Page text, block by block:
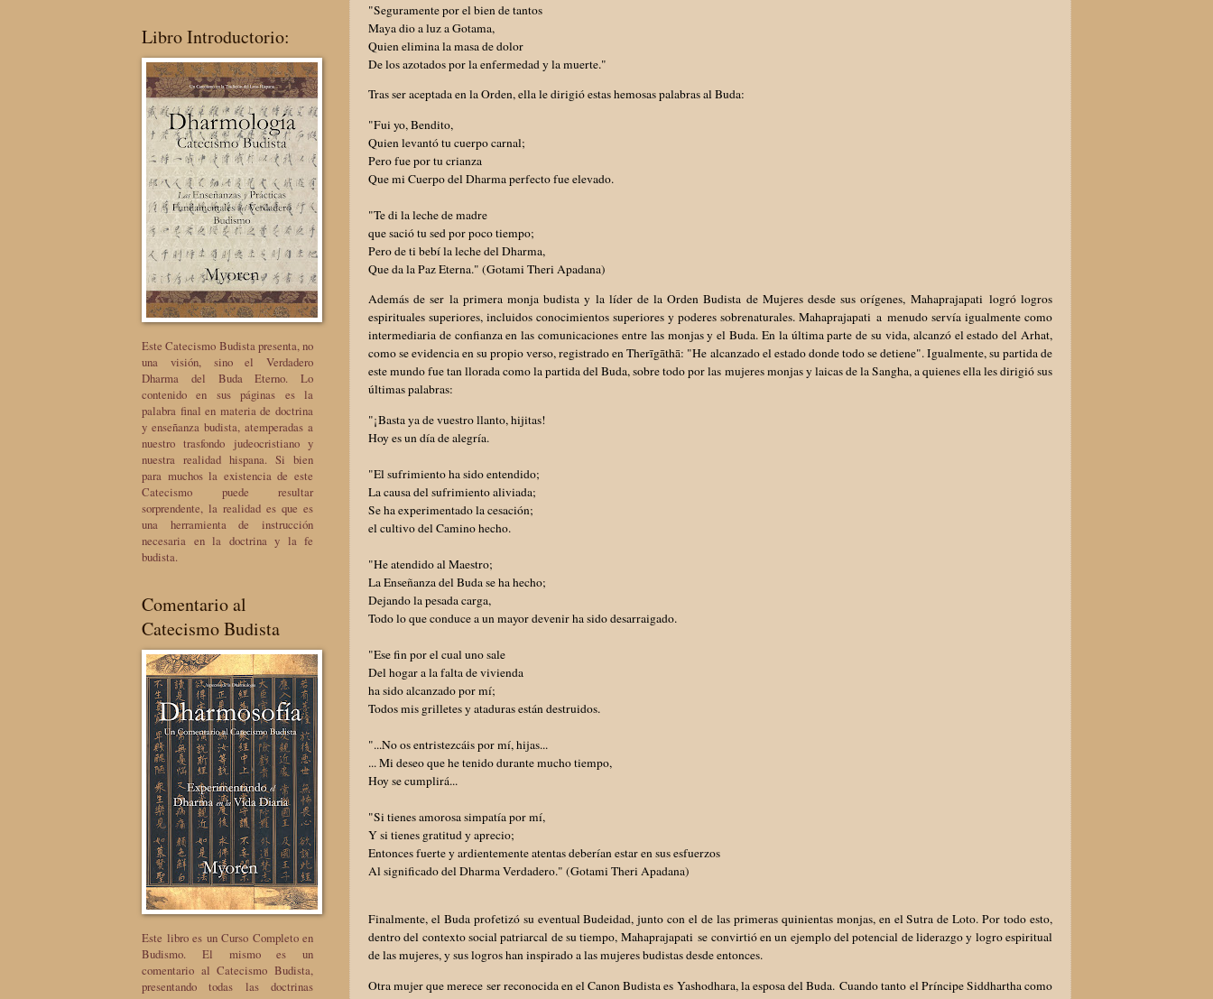
"Seguramente por el bien de tantos
Maya dio a luz a Gotama,
Quien elimina la masa de dolor
De los azotados por la enfermedad y la muerte."
Tras ser aceptada en la Orden, ella le dirigió estas hemosas palabras al Buda:
"Fui yo, Bendito,
Quien levantó tu cuerpo carnal;
Pero fue por tu crianza
Que mi Cuerpo del Dharma perfecto fue elevado.
"Te di la leche de madre
que sació tu sed por poco tiempo;
Pero de ti bebí la leche del Dharma,
Que da la Paz Eterna." (Gotami Theri Apadana)
Además de ser la primera monja budista y la líder de la Orden Budista de Mujeres desde sus orígenes, Mahaprajapati logró logros
espirituales superiores, incluidos conocimientos superiores y poderes sobrenaturales. Mahaprajapati a menudo servía igualmente como
intermediaria de confianza en las comunicaciones entre las monjas y el Buda. En la última parte de su vida, alcanzó el estado del Arhat,
como se evidencia en su propio verso, registrado en Therīgāthā: "He alcanzado el estado donde todo se detiene". Igualmente, su partida de
este mundo fue tan llorada como la partida del Buda, sobre todo por las mujeres monjas y laicas de la Sangha, a quienes ella les dirigió sus
últimas palabras:
"¡Basta ya de vuestro llanto, hijitas!
Hoy es un día de alegría.
"El sufrimiento ha sido entendido;
La causa del sufrimiento aliviada;
Se ha experimentado la cesación;
el cultivo del Camino hecho.
"He atendido al Maestro;
La Enseñanza del Buda se ha hecho;
Dejando la pesada carga,
Todo lo que conduce a un mayor devenir ha sido desarraigado.
"Ese fin por el cual uno sale
Del hogar a la falta de vivienda
ha sido alcanzado por mí;
Todos mis grilletes y ataduras están destruidos.
"...No os entristezcáis por mí, hijas...
... Mi deseo que he tenido durante mucho tiempo,
Hoy se cumplirá...
"Si tienes amorosa simpatía por mí,
Y si tienes gratitud y aprecio;
Entonces fuerte y ardientemente atentas deberían estar en sus esfuerzos
Al significado del Dharma Verdadero." (Gotami Theri Apadana)
Finalmente, el Buda profetizó su eventual Budeidad, junto con el de las primeras quinientas monjas, en el Sutra de Loto. Por todo esto,
dentro del contexto social patriarcal de su tiempo, Mahaprajapati se convirtió en un ejemplo del potencial de liderazgo y logro espiritual
de las mujeres, y sus logros han inspirado a las mujeres budistas desde entonces.
Otra mujer que merece ser reconocida en el Canon Budista es Yashodhara, la esposa del Buda. Cuando tanto el Príncipe Siddhartha como
Libro Introductorio:
Este Catecismo Budista presenta, no
una visión, sino el Verdadero
Dharma del Buda Eterno. Lo
contenido en sus páginas es la
palabra final en materia de doctrina
y enseñanza budista, atemperadas a
nuestro trasfondo judeocristiano y
nuestra realidad hispana. Si bien
para muchos la existencia de este
Catecismo puede resultar
sorprendente, la realidad es que es
una herramienta de instrucción
necesaria en la doctrina y la fe
budista.
Comentario al
Catecismo Budista
Este libro es un Curso Completo en
Budismo. El mismo es un
comentario al Catecismo Budista,
presentando todas las doctrinas